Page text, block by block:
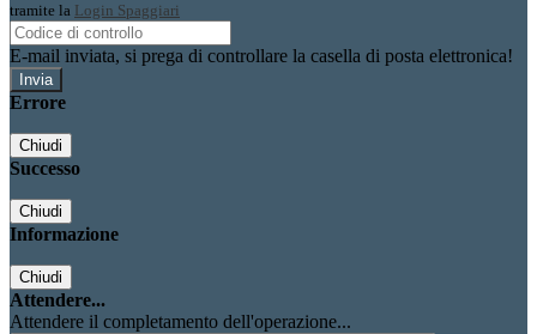
tramite la Login Spaggiari
E-mail inviata, si prega di controllare la casella di posta elettronica!
Errore
Chiudi
Successo
Chiudi
Informazione
Chiudi
Attendere...
Attendere il completamento dell'operazione...